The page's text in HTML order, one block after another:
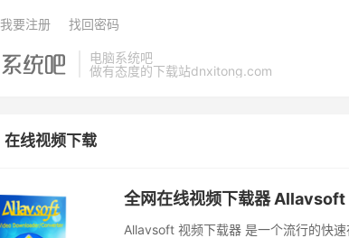
电脑系统吧
做有态度的下载站dnxitong.com
我要注册 找回密码
在线视频下载
全网在线视频下载器
Allavsoft 视频下载器 是一个流行的快